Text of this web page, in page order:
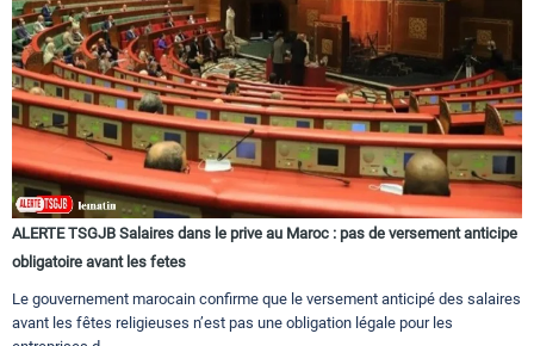
ALERTE TSGJB Salaires dans le prive au Maroc : pas de versement anticipe
obligatoire avant les fetes
Le gouvernement marocain confirme que le versement anticipé des salaires
avant les fêtes religieuses n’est pas une obligation légale pour les